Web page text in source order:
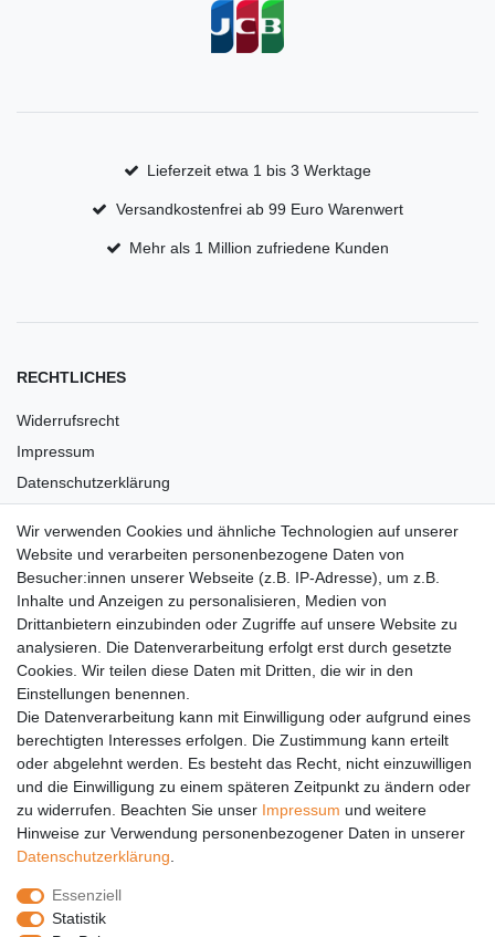
Lieferzeit etwa 1 bis 3 Werktage
Versandkostenfrei ab 99 Euro Warenwert
Mehr als 1 Million zufriedene Kunden
RECHTLICHES
Widerrufsrecht
Impressum
Datenschutzerklärung
Barrierefreiheit
Anleitungen
Vertrag widerrufen
PARTNER
DHL
GLS
PaketPLUS
SPONSORING
Malchower SV 90
Wir verwenden Cookies und ähnliche Technologien auf unserer
Website und verarbeiten personenbezogene Daten von
Besucher:innen unserer Webseite (z.B. IP-Adresse), um z.B.
Inhalte und Anzeigen zu personalisieren, Medien von
Drittanbietern einzubinden oder Zugriffe auf unsere Website zu
analysieren. Die Datenverarbeitung erfolgt erst durch gesetzte
Cookies. Wir teilen diese Daten mit Dritten, die wir in den
Einstellungen benennen.
Die Datenverarbeitung kann mit Einwilligung oder aufgrund eines
berechtigten Interesses erfolgen. Die Zustimmung kann erteilt
oder abgelehnt werden. Es besteht das Recht, nicht einzuwilligen
und die Einwilligung zu einem späteren Zeitpunkt zu ändern oder
zu widerrufen. Beachten Sie unser Impressum und weitere
Hinweise zur Verwendung personenbezogener Daten in unserer
Daten­schutz­erklärung
Essenziell
Statistik